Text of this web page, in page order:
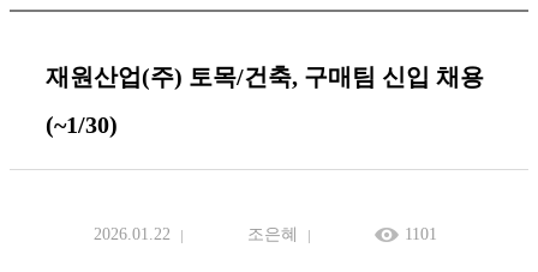
재원산업(주) 토목/건축, 구매팀 신입 채용
(~1/30)
2026.01.22 조은혜 1101